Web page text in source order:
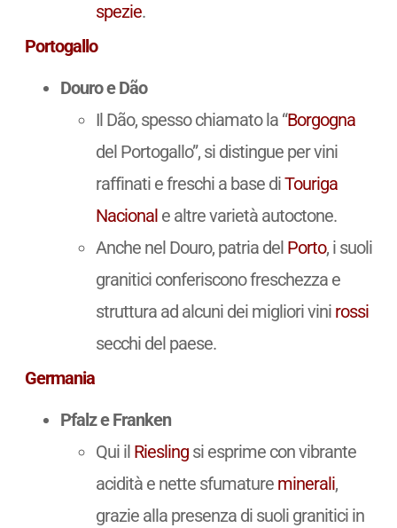
spezie.
Portogallo
Douro e Dão
Il Dão, spesso chiamato la “Borgogna
del Portogallo”, si distingue per vini
raffinati e freschi a base diTouriga
Nacionale altre varietà autoctone.
Anche nel Douro, patria del Porto, i suoli
granitici conferiscono freschezza e
struttura ad alcuni dei migliori vini rossi
secchi del paese.
Germania
Pfalz e Franken
Qui il Rieslingsi esprime con vibrante
acidità e nette sfumature minerali,
grazie alla presenza di suoli granitici in